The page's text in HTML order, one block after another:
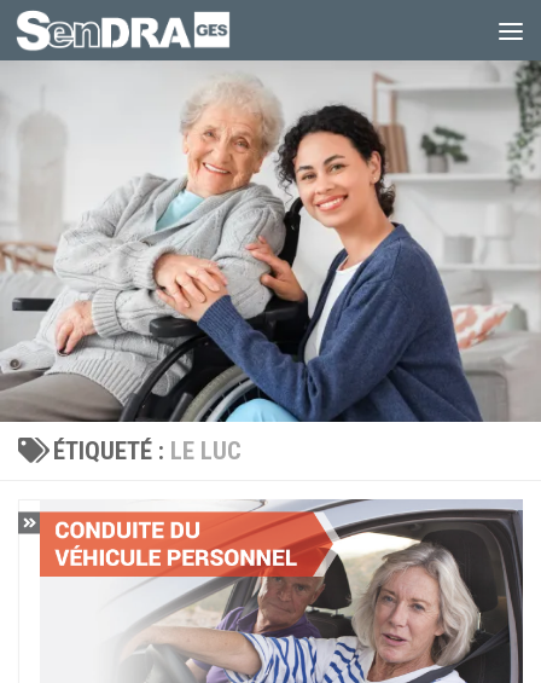
Au dessous du contenu
ÉTIQUETÉ : LE LUC